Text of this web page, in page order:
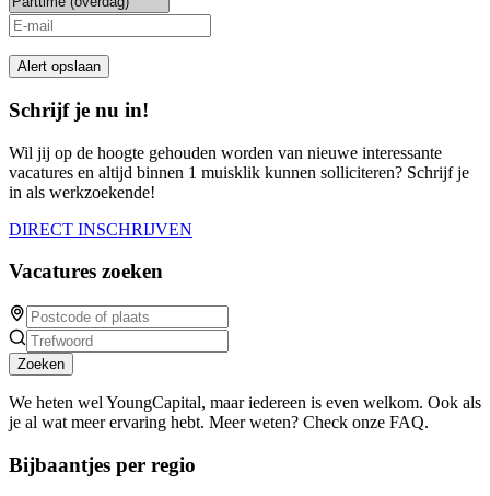
Alert opslaan
Schrijf je nu in!
Wil jij op de hoogte gehouden worden van nieuwe interessante
vacatures en altijd binnen 1 muisklik kunnen solliciteren? Schrijf je
in als werkzoekende!
DIRECT INSCHRIJVEN
Vacatures zoeken
Zoeken
We heten wel YoungCapital, maar iedereen is even welkom. Ook als
je al wat meer ervaring hebt. Meer weten? Check onze FAQ.
Bijbaantjes per regio